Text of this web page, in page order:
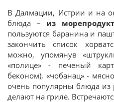
В Далмации, Истрии и на
блюда – из
пользуются баранина и
закончить список
можно, упомянув
«полице» - печеный
беконом), «чобанац» -
очень популярны блюда
делают на гриле.